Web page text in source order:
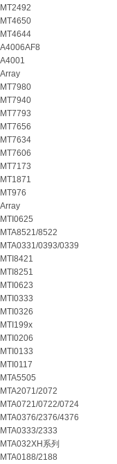
MT2492
MT4650
MT4644
A4006AF8
A4001
Array
MT7980
MT7940
MT7793
MT7656
MT7634
MT7606
MT7173
MT1871
MT976
Array
MTI0625
MTA8521/8522
MTA0331/0393/0339
MTI8421
MTI8251
MTI0623
MTI0333
MTI0326
MTI199x
MTI0206
MTI0133
MTI0117
MTA5505
MTA2071/2072
MTA0721/0722/0724
MTA0376/2376/4376
MTA0333/2333
MTA032XH系列
MTA0188/2188